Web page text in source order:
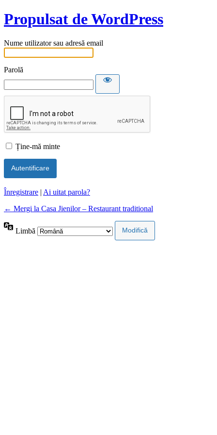
Propulsat de WordPress
Nume utilizator sau adresă email
Parolă
Ține-mă minte
Înregistrare | Ai uitat parola?
← Mergi la Casa Jienilor – Restaurant traditional
Limbă